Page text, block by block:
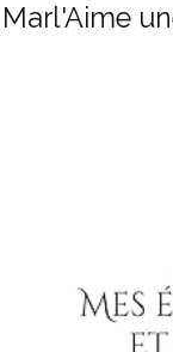
Marl'Aime